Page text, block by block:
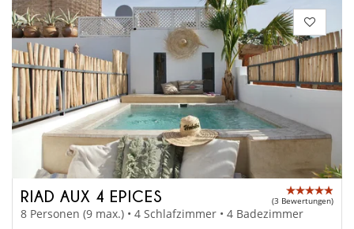
RIAD AUX 4 EPICES (3 Bewertungen)
8 Personen (9 max.) • 4 Schlafzimmer • 4 Badezimmer